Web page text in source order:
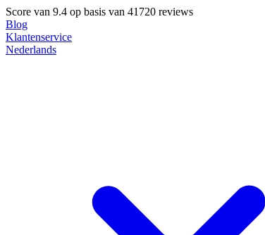
Score van 9.4 op basis van 41720 reviews
Blog
Klantenservice
Nederlands